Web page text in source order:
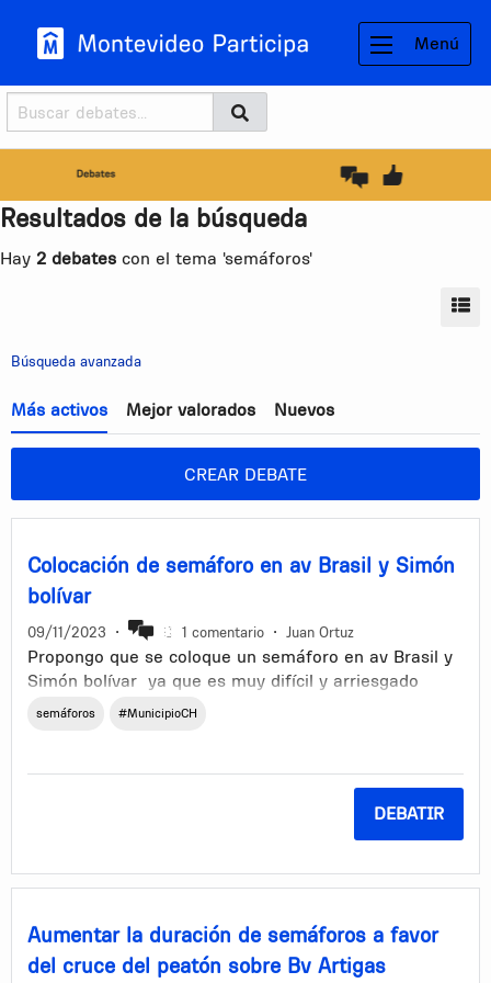
Menú
Buscador
Buscar BUSCAR
Resultados de la búsqueda
Hay 2 debates con el tema 'semáforos'
Búsqueda avanzada
Más activos Mejor valorados Nuevos
CREAR DEBATE
Colocación de semáforo en av Brasil y Simón
bolívar
09/11/2023 • 1 comentario • Juan Ortuz
Propongo que se coloque un semáforo en av Brasil y
Simón bolívar ya que es muy difícil y arriesgado
cruzar sin que los autos te pasen por encima y aparte
semáforos #MunicipioCH
DEBATIR
Aumentar la duración de semáforos a favor
del cruce del peatón sobre Bv Artigas